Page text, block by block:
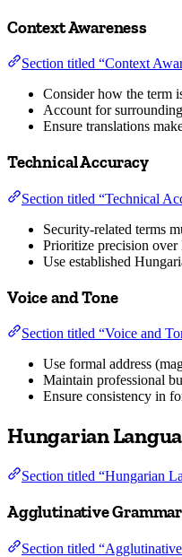
Context Awareness
Section titled “Context
Consider how the term
Account for
Ensure translations
Technical Accuracy
Section titled “Technical
Security-related terms
Prioritize precision
Use established
Voice and Tone
Section titled “Voice and
Use formal address
Maintain professional
Ensure consistency in
Hungarian
Section titled “Hungarian
Agglutinative Grammar
Section titled